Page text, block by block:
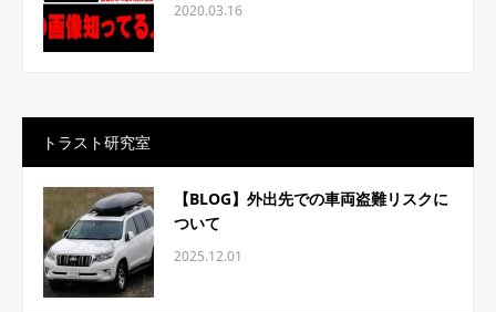
2020.03.16
トラスト研究室
【BLOG】外出先での車両盗難リスクに
ついて
2025.12.01